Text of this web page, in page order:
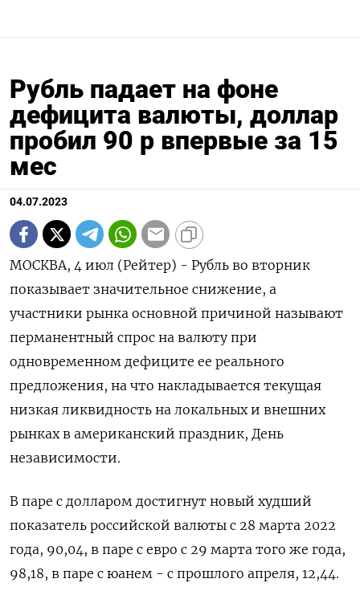
Рубль падает на фоне
дефицита валюты, доллар
пробил 90 р впервые за 15
мес
04.07.2023
МОСКВА, 4 июл (Рейтер) - Рубль во вторник
показывает значительное снижение, а
участники рынка основной причиной называют
перманентный спрос на валюту при
одновременном дефиците ее реального
предложения, на что накладывается текущая
низкая ликвидность на локальных и внешних
рынках в американский праздник, День
независимости.
В паре с долларом достигнут новый худший
показатель российской валюты с 28 марта 2022
года, 90,04, в паре с евро с 29 марта того же года,
98,18, в паре с юанем - с прошлого апреля, 12,44.